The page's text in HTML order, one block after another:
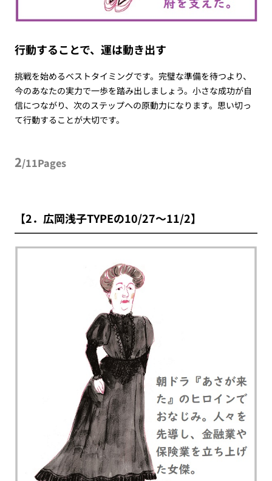
行動することで、運は動き出す
挑戦を始めるベストタイミングです。完璧な準備を待つより、
今のあなたの実力で一歩を踏み出しましょう。小さな成功が自
信につながり、次のステップへの原動力になります。思い切っ
て行動することが大切です。
2/11Pages
【2．広岡浅子TYPEの10/27～11/2】